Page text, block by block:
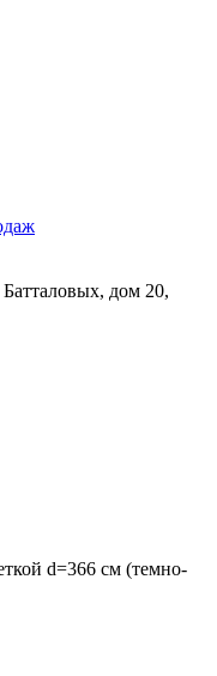
Батталовых, дом 20,
d=366 см (темно-